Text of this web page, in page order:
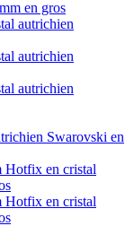
en gros
autrichien
autrichien
autrichien
Swarovski en
Hotfix en cristal
Hotfix en cristal